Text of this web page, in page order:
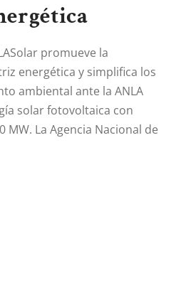
promueve la
energética y simplifica los
ambiental ante la ANLA
solar fotovoltaica con
MW. La Agencia Nacional de